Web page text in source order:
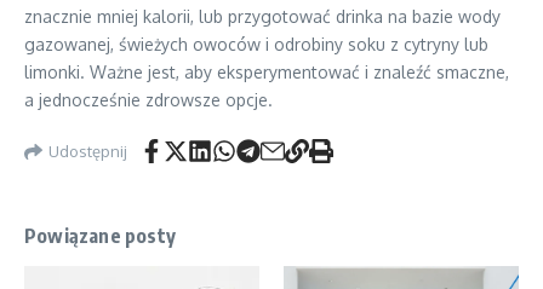
znacznie mniej kalorii, lub przygotować drinka na bazie wody
gazowanej, świeżych owoców i odrobiny soku z cytryny lub
limonki. Ważne jest, aby eksperymentować i znaleźć smaczne,
a jednocześnie zdrowsze opcje.
Udostępnij
Powiązane posty